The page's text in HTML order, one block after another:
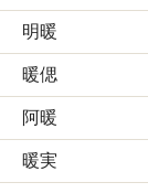
明暖
暖偲
阿暖
暖実